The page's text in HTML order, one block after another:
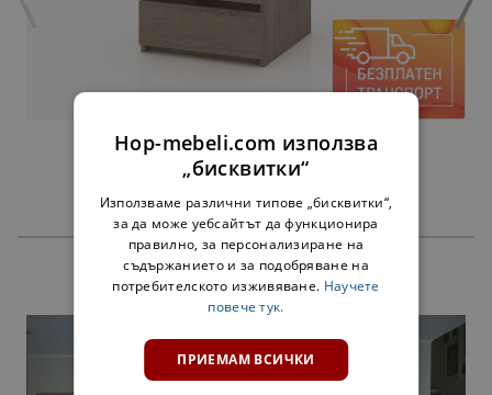
ЧЕКМЕДЖЕТА АЛФА СОНОМА - ЗА 60 СМ
45,00 €
ПРОДУКТИ
Hop-mebeli.com използва
„бисквитки“
Използваме различни типове „бисквитки“,
за да може уебсайтът да функционира
правилно, за персонализиране на
съдържанието и за подобряване на
потребителското изживяване. Научете
повече тук.
ПРИЕМАМ ВСИЧКИ